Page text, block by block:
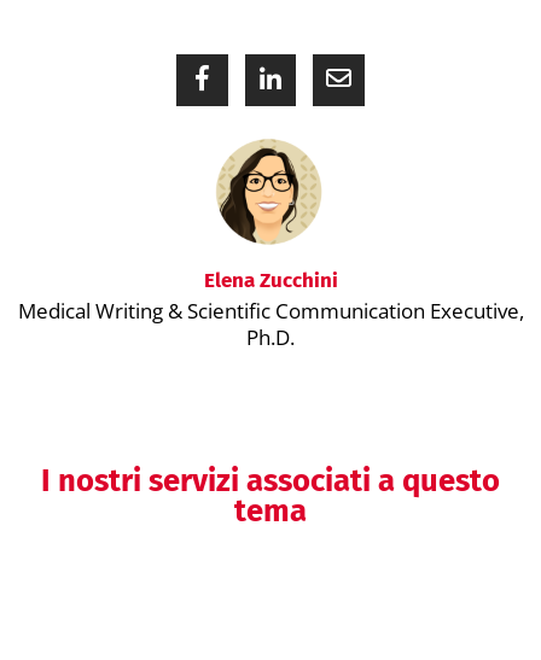
Elena Zucchini
Medical Writing & Scientific Communication Executive,
Ph.D.
I nostri servizi associati a questo
tema